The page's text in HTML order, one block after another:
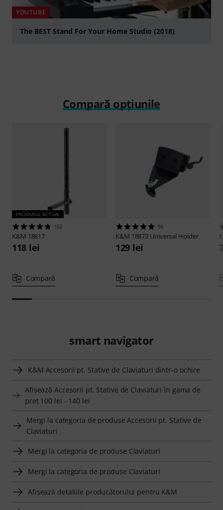
YOUTUBE
The BEST Stand For Your Home Studio (2018)
Compară opțiunile
PRODUSUL ACTUAL
163
K&M 18817
118 lei
Compară
98
K&M 18873 Universal Holder
129 lei
Compară
smart navigator
K&M Accesorii pt. Stative de Claviaturi dintr-o ochire
Afişează Accesorii pt. Stative de Claviaturi în gama de
preţ 100 lei - 140 lei
Mergi la categoria de produse Accesorii pt. Stative de
Claviaturi
Mergi la categoria de produse Claviaturi
Mergi la categoria de produse Claviaturi
Afişează detaliile producătorului pentru K&M